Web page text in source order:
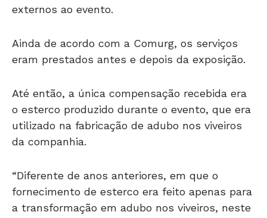
externos ao evento.
Ainda de acordo com a Comurg, os serviços
eram prestados antes e depois da exposição.
Até então, a única compensação recebida era
o esterco produzido durante o evento, que era
utilizado na fabricação de adubo nos viveiros
da companhia.
“Diferente de anos anteriores, em que o
fornecimento de esterco era feito apenas para
a transformação em adubo nos viveiros, neste